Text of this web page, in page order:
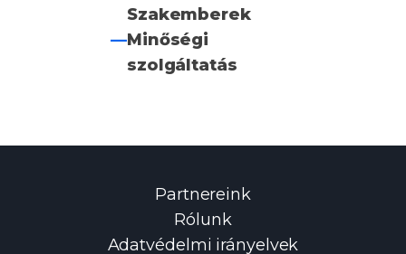
Szakemberek
—Minőségi
szolgáltatás
Partnereink
Rólunk
Adatvédelmi irányelvek